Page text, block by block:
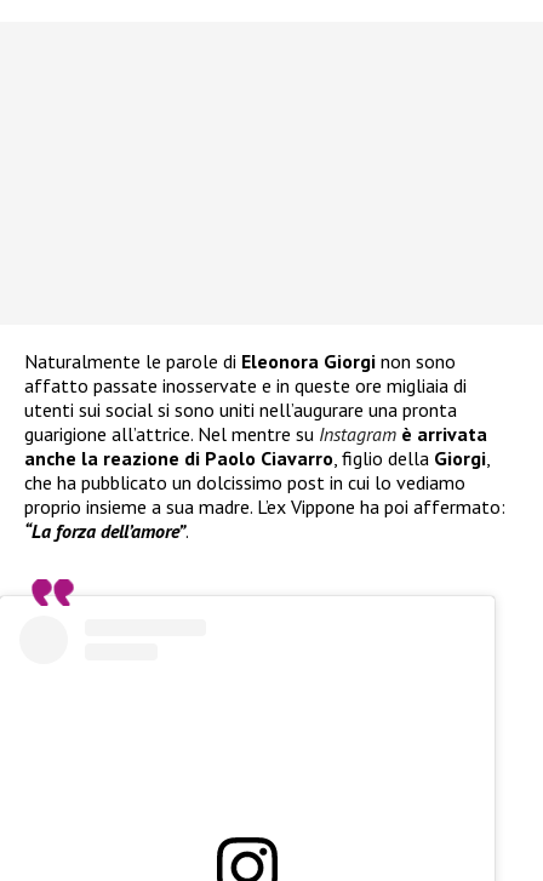
Naturalmente le parole di Eleonora Giorgi non sono
affatto passate inosservate e in queste ore migliaia di
utenti sui social si sono uniti nell’augurare una pronta
guarigione all’attrice. Nel mentre su Instagram è arrivata
anche la reazione di Paolo Ciavarro, figlio della Giorgi,
che ha pubblicato un dolcissimo post in cui lo vediamo
proprio insieme a sua madre. L’ex Vippone ha poi affermato:
“La forza dell’amore”.